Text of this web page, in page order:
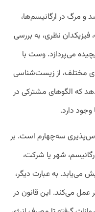
و مرگ در ارگانیسم‌ها،
نظری، به بررسی
می‌پردازد. وست با
مختلف، از زیست‌شناسی
که الگوهای مشترکی در
دارد.
سه‌چهارم است. بر
شهر یا شرکت،
می‌یابد. به عبارت دیگر،
عمل می‌کند. این قانون در